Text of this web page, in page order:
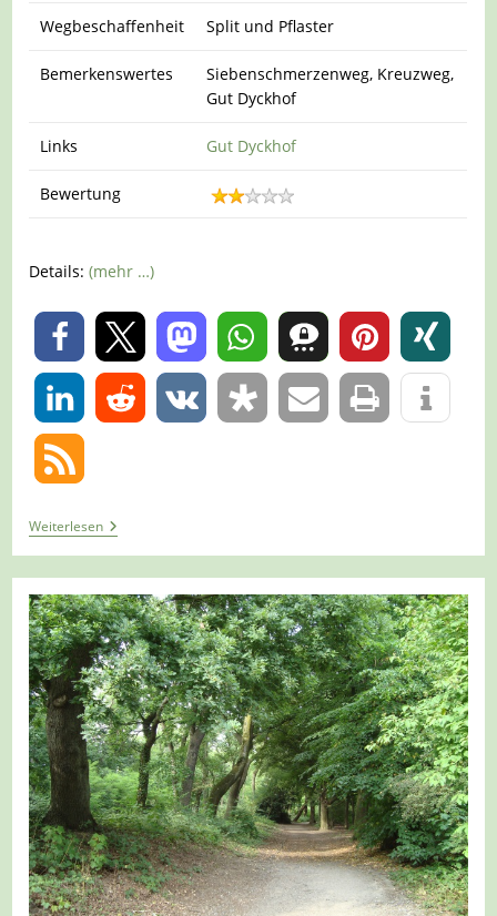
Wegbeschaffenheit Split und Pflaster
Bemerkenswertes
Siebenschmerzenweg, Kreuzweg,
Gut Dyckhof
Links Gut Dyckhof
Bewertung
Details:(mehr …)
0
0
WeiterlesenTour
786
–
Meerbusch-
Büderich
–
Andächtig
Um
Gut
Dyckhof